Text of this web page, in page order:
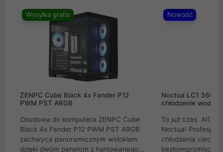
Wysyłka gratis
ZENPC Cube Black 4x Fander P12
PWM PST ARGB
Obudowa do komputera ZENPC Cube
Black 4x Fander P12 PWM PST ARGB
zachwyca panoramicznym widokiem
dzięki dwóm panelom z hartowanego
Nowość
Noctua LC1
chłodzenie wodne
To już czas. AIO
Noctua!
chłodzenia cieczą